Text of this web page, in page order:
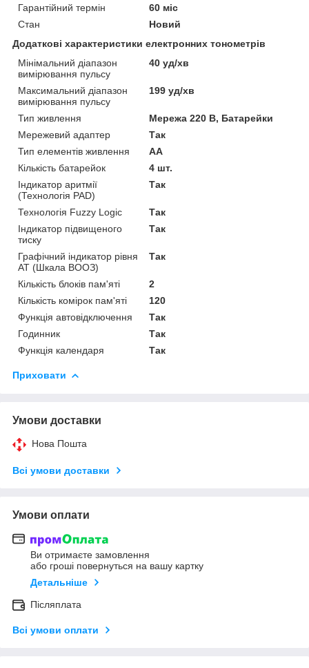
Гарантійний термін
60 міс
Стан
Новий
Додаткові характеристики електронних тонометрів
Мінімальний діапазон
вимірювання пульсу
40 уд/хв
Максимальний діапазон
вимірювання пульсу
199 уд/хв
Тип живлення
Мережа 220 В, Батарейки
Мережевий адаптер
Так
Тип елементів живлення
AA
Кількість батарейок
4 шт.
Індикатор аритмії
(Технологія PAD)
Так
Технологія Fuzzy Logic
Так
Індикатор підвищеного
тиску
Так
Графічний індикатор рівня
АТ (Шкала ВООЗ)
Так
Кількість блоків пам'яті
2
Кількість комірок пам'яті
120
Функція автовідключення
Так
Годинник
Так
Функція календаря
Так
Приховати
Умови доставки
Нова Пошта
Всі умови доставки
Умови оплати
Ви отримаєте замовлення
або гроші повернуться на вашу картку
Детальніше
Післяплата
Всі умови оплати